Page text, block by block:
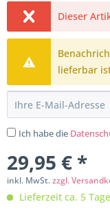
Dieser
lieferbar
Ich habe die
29,95 € *
inkl. MwSt.zzgl.
Lieferzeit ca. 5 Tage